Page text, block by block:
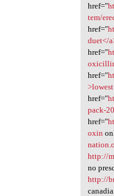
href="
tem/
href="
duet</
href="
href="
>lowest
href="
pack-
href="
oxin
http://
no
http://